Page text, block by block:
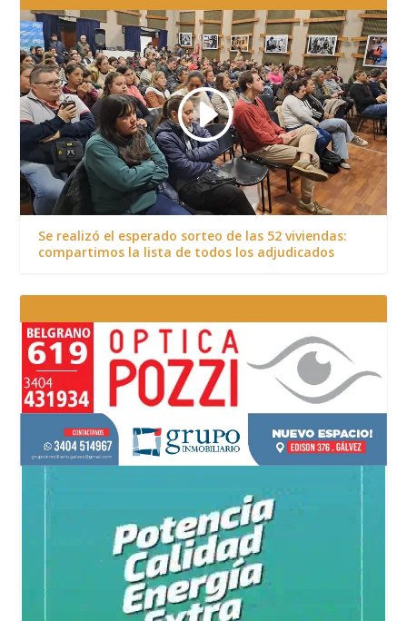
Se realizó el esperado sorteo de las 52 viviendas:
compartimos la lista de todos los adjudicados